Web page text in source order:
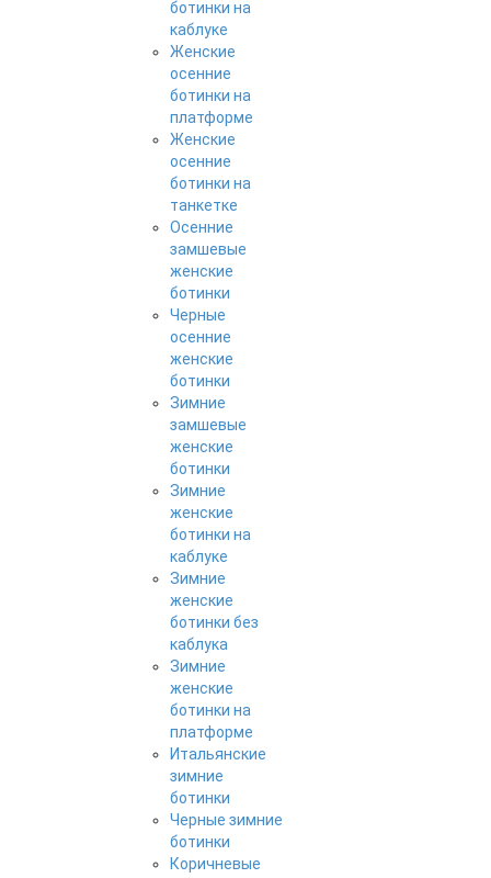
ботинки на
каблуке
Женские
осенние
ботинки на
платформе
Женские
осенние
ботинки на
танкетке
Осенние
замшевые
женские
ботинки
Черные
осенние
женские
ботинки
Зимние
замшевые
женские
ботинки
Зимние
женские
ботинки на
каблуке
Зимние
женские
ботинки без
каблука
Зимние
женские
ботинки на
платформе
Итальянские
зимние
ботинки
Черные зимние
ботинки
Коричневые